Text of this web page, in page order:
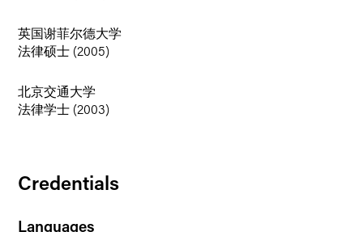
英国谢菲尔德大学
法律硕士 (2005)
北京交通大学
法律学士 (2003)
Credentials
Languages